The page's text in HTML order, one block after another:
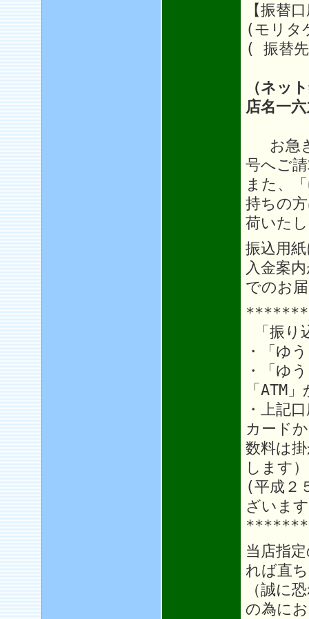
【振替
(モリタ
( 振替
（ネッ
店名一
お急ぎ
号へご
また、
持ちの
荷いた
振込用
入金案
でのお
「振り
・「ゆ
・「ゆ
「ATM
・上記
カード
数料は
します）
(平成２
ざいま
当店指
れば直
（誠に
の為に